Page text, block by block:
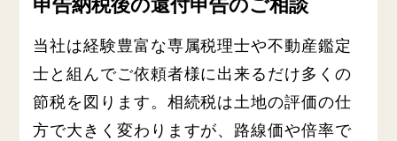
申告納税後の還付申告のご相談
当社は経験豊富な専属税理士や不動産鑑定
士と組んでご依頼者様に出来るだけ多くの
節税を図ります。相続税は土地の評価の仕
方で大きく変わりますが、路線価や倍率で